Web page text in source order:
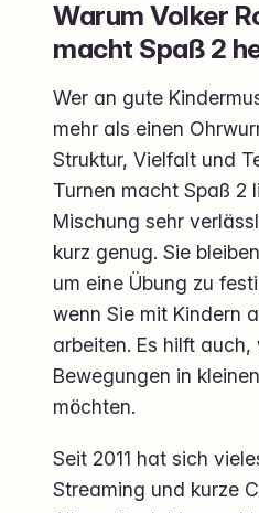
Warum Volker
macht Spaß 2
Wer an gute
mehr als einen
Struktur, Vielfalt und
Turnen macht Spaß 2
Mischung sehr
kurz genug. Sie
um eine Übung zu
wenn Sie mit Kindern
arbeiten. Es hilft auch,
Bewegungen in
möchten.
Seit 2011 hat sich
Streaming und kurze